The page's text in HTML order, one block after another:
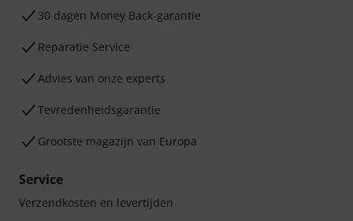
30 dagen Money Back-garantie
Reparatie Service
Advies van onze experts
Tevredenheidsgarantie
Grootste magazijn van Europa
Service
Verzendkosten en levertijden